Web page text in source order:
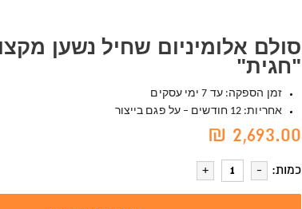
"חגית"
זמן הספקה: עד 7 ימי עסקים
אחריות: 12 חודשים – על פגם בייצור
2,693.00 ₪
כמות: